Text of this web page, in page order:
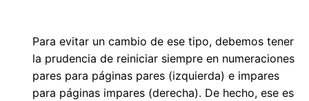
Para evitar un cambio de ese tipo, debemos tener
la prudencia de reiniciar siempre en numeraciones
pares para páginas pares (izquierda) e impares
para páginas impares (derecha). De hecho, ese es